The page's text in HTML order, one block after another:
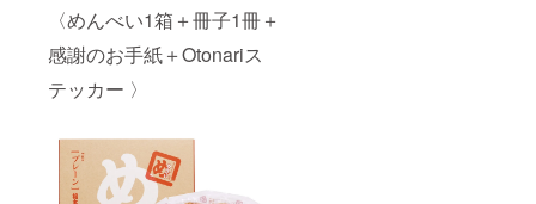
〈めんべい1箱＋冊子1冊＋
感謝のお手紙＋Otonariス
テッカー 〉